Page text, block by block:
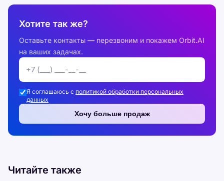
Хотите так же?
Оставьте контакты — перезвоним и покажем Orbit.AI
на ваших задачах.
Я соглашаюсь с политикой обработки персональных
данных
Хочу больше продаж
Читайте также